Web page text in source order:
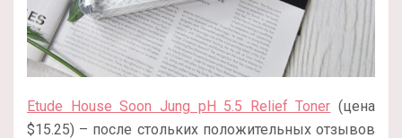
Etude House Soon Jung pH 5.5 Relief Toner (цена
$15.25) – после стольких положительных отзывов